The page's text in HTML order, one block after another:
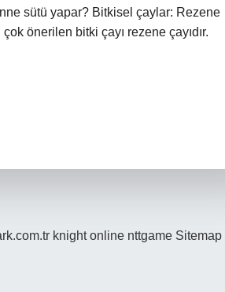
sütü yapar? Bitkisel çaylar: Rezene
önerilen bitki çayı rezene çayıdır.
knight online nttgame Sitemap